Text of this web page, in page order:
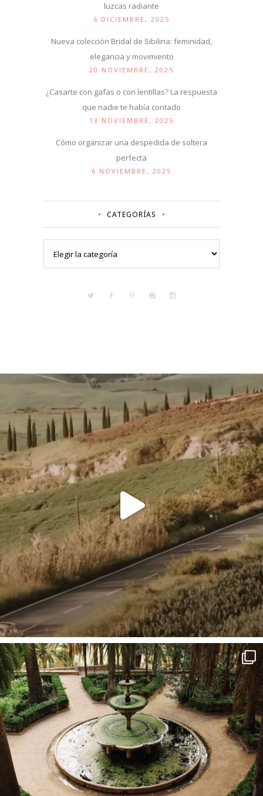
luzcas radiante
6 DICIEMBRE, 2025
Nueva colección Bridal de Sibilina: feminidad,
elegancia y movimiento
20 NOVIEMBRE, 2025
¿Casarte con gafas o con lentillas? La respuesta
que nadie te había contado
13 NOVIEMBRE, 2025
Cómo organizar una despedida de soltera
perfecta
6 NOVIEMBRE, 2025
CATEGORÍAS